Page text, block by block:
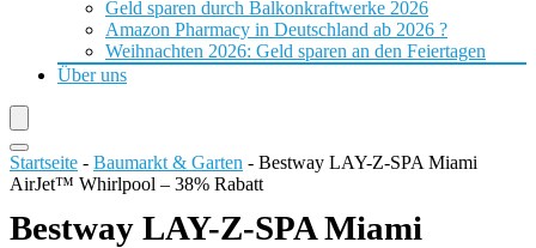
Geld sparen durch Balkonkraftwerke 2026
Amazon Pharmacy in Deutschland ab 2026 ?
Weihnachten 2026: Geld sparen an den Feiertagen
Über uns
Startseite - Baumarkt & Garten - Bestway LAY-Z-SPA Miami
AirJet™ Whirlpool – 38% Rabatt
Bestway LAY-Z-SPA Miami